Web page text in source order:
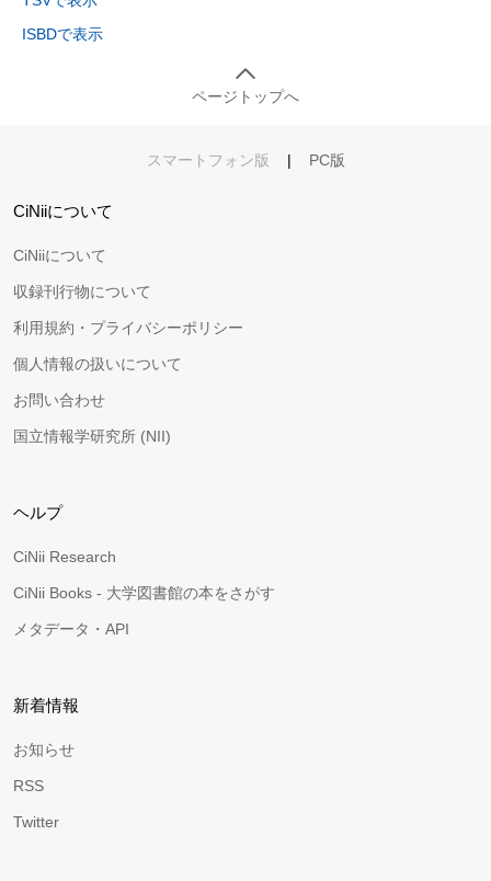
ISBDで表示
ページトップへ
スマートフォン版 | PC版
CiNiiについて
CiNiiについて
収録刊行物について
利用規約・プライバシーポリシー
個人情報の扱いについて
お問い合わせ
国立情報学研究所 (NII)
ヘルプ
CiNii Research
CiNii Books - 大学図書館の本をさがす
メタデータ・API
新着情報
お知らせ
RSS
Twitter